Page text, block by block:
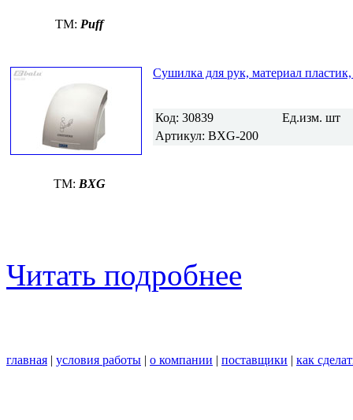
TM: Puff
Сушилка для рук, материал
Код: 30839 Ед.изм. шт
Артикул: BXG-200
TM: BXG
Читать подробнее
главная | условия работы | о компании | поставщики | как